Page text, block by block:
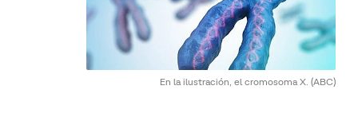
En la ilustración, el cromosoma X. (ABC)